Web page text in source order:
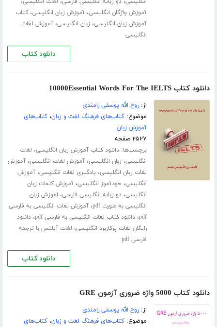
انگلیسی دو زبانه انگلیسی فارسی لغات انگلیسی
آموزش واژگان انگلیسی،آموزش زبان انگلیسی،کتاب
آموزش زبان انگلیسی، زبان انگلیسی،آموزش لغات
انگلیسی
دانلود کتاب
دانلود کتاب 10000Essential Words For The IELTS
از:روح الله یوسفی رامندی
موضوع:کتاب‌های فرهنگ لغت و زبان،کتاب‌های
آموزش زبان
۲۵۲۷ صفحه
برچسب‌ها:دانلود کتاب آموزش زبان انگلیسی، لغات
انگلیسی، زبان انگلیسی،آموزش لغات انگلیسی،آموزش
لغات زبان انگلیسی، یادگیری لغات انگلیسی،آموزش
انگلیسی، خودآموز انگلیسی،آموزش کلمات زبان
انگلیسی،دو زبانه انگلیسی فارسی، اموزش زبان
انگلیسی به صورت pdf
،آموزش لغات انگلیسی به فارسی
pdf،دانلود کتاب لغات انگلیسی به فارسی pdf ،دانلود
رایگان لغات پرکاربرد انگلیسی، لغات آیلتس با ترجمه
فارسی pdf
دانلود کتاب
دانلود کتاب 5000 واژه ضروری آزمون GRE
از:روح الله یوسفی رامندی
موضوع:کتاب‌های فرهنگ لغت و زبان،کتاب‌های